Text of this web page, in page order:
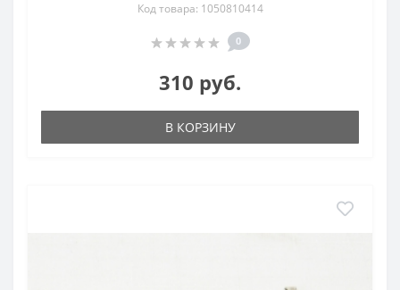
Код товара: 1050810414
0
310 руб.
В КОРЗИНУ